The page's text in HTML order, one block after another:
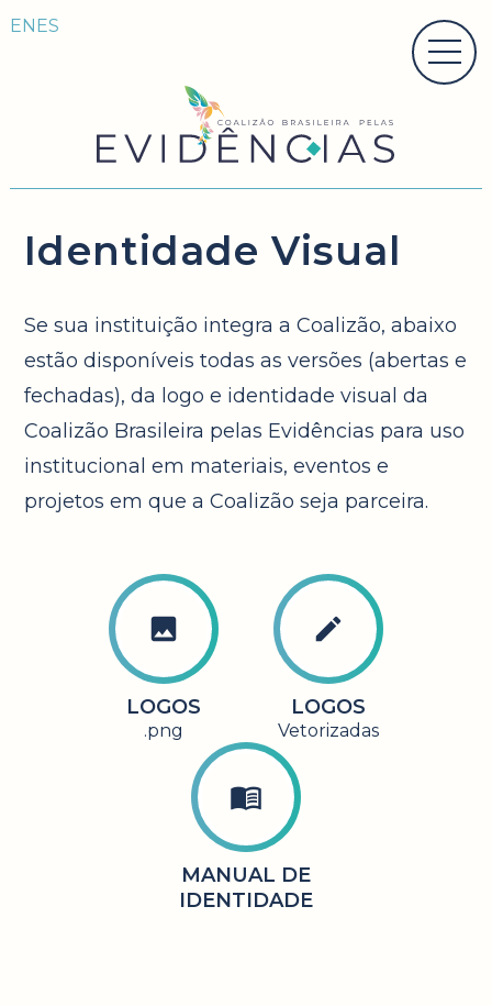
ENES
Identidade Visual
Se sua instituição integra a Coalizão, abaixo
estão disponíveis todas as versões (abertas e
fechadas), da logo e identidade visual da
Coalizão Brasileira pelas Evidências para uso
institucional em materiais, eventos e
projetos em que a Coalizão seja parceira.
image
LOGOS
.png
edit
LOGOS
Vetorizadas
menu_book
MANUAL DE
IDENTIDADE